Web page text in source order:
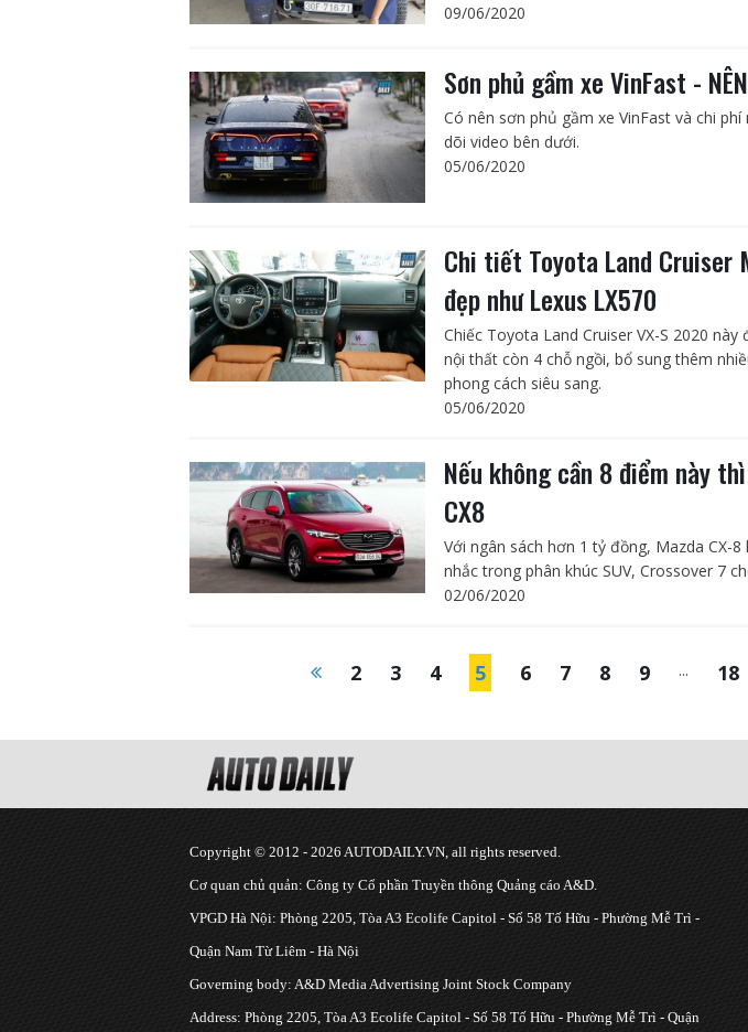
09/06/2020
Sơn phủ gầm xe VinFast -
Có nên sơn phủ gầm xe VinFast và chi
dõi video bên dưới.
05/06/2020
Chi tiết Toyota Land Cruiser
đẹp như Lexus LX570
Chiếc Toyota Land Cruiser VX-S 2020
nội thất còn 4 chỗ ngồi, bổ sung thêm
phong cách siêu sang.
05/06/2020
Nếu không cần 8 điểm này
CX8
Với ngân sách hơn 1 tỷ đồng, Mazda CX-
nhắc trong phân khúc SUV, Crossover 7
02/06/2020
2 3 4 5 6 7 8 9 ... 18
Copyright © 2012 - 2026 AUTODAILY.VN, all rights reserved.
Cơ quan chủ quản: Công ty Cổ phần Truyền thông Quảng cáo A&D.
VPGD Hà Nội: Phòng 2205, Tòa A3 Ecolife Capitol - Số 58 Tố Hữu - Phường Mễ Trì -
Quận Nam Từ Liêm - Hà Nội
Governing body: A&D Media Advertising Joint Stock Company
Address: Phòng 2205, Tòa A3 Ecolife Capitol - Số 58 Tố Hữu - Phường Mễ Trì - Quận